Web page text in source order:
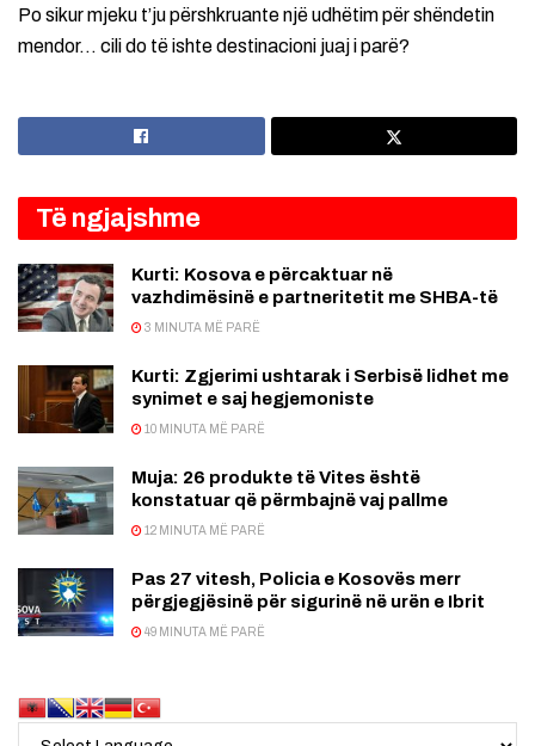
Po sikur mjeku t’ju përshkruante një udhëtim për shëndetin
mendor… cili do të ishte destinacioni juaj i parë?
Të ngjajshme
Kurti: Kosova e përcaktuar në
vazhdimësinë e partneritetit me SHBA-të
3 MINUTA MË PARË
Kurti: Zgjerimi ushtarak i Serbisë lidhet me
synimet e saj hegjemoniste
10 MINUTA MË PARË
Muja: 26 produkte të Vites është
konstatuar që përmbajnë vaj pallme
12 MINUTA MË PARË
Pas 27 vitesh, Policia e Kosovës merr
përgjegjësinë për sigurinë në urën e Ibrit
49 MINUTA MË PARË